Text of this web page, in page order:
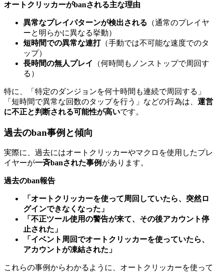
オートクリッカーがbanされる主な理由
異常なプレイパターンが検出される （通常のプレイヤ
ーと明らかに異なる挙動）
短時間での異常な連打（手動では不可能な速度でのタ
ップ）
長時間の無人プレイ
（何時間もノンストップで周回す
る）
特に、「特定のダンジョンを何十時間も連続で周回する」
「短時間で異常な回数のタップを行う」などの行為は、 運営
に不正と判断される可能性が高いです。
過去のban事例と傾向
実際に、過去にはオートクリッカーやマクロを使用したプレ
イヤーが一斉banされた事例 があります。
過去のban報告
「オートクリッカーを使って周回していたら、突然ロ
グインできなくなった」
「不正ツール使用の警告が来て、その後アカウント停
止された」
「イベント周回でオートクリッカーを使っていたら、
アカウントが凍結された」
これらの事例からわかるように、オートクリッカーを使って